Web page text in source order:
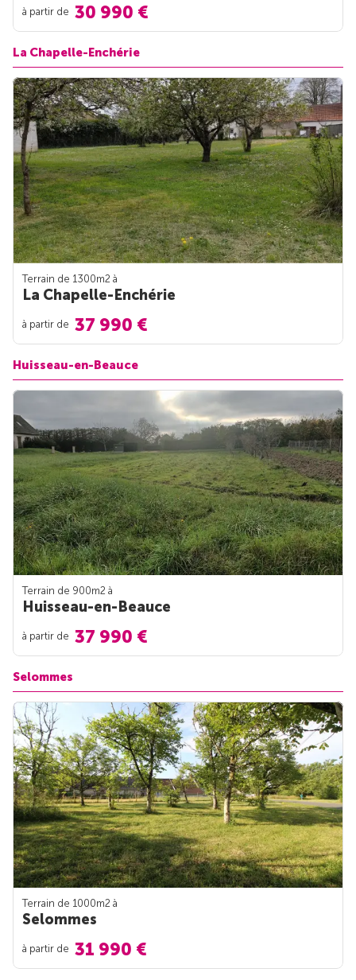
à partir de 30 990 €
La Chapelle-Enchérie
Terrain de 1300m2 à
La Chapelle-Enchérie
à partir de 37 990 €
Huisseau-en-Beauce
Terrain de 900m2 à
Huisseau-en-Beauce
à partir de 37 990 €
Selommes
Terrain de 1000m2 à
Selommes
à partir de 31 990 €